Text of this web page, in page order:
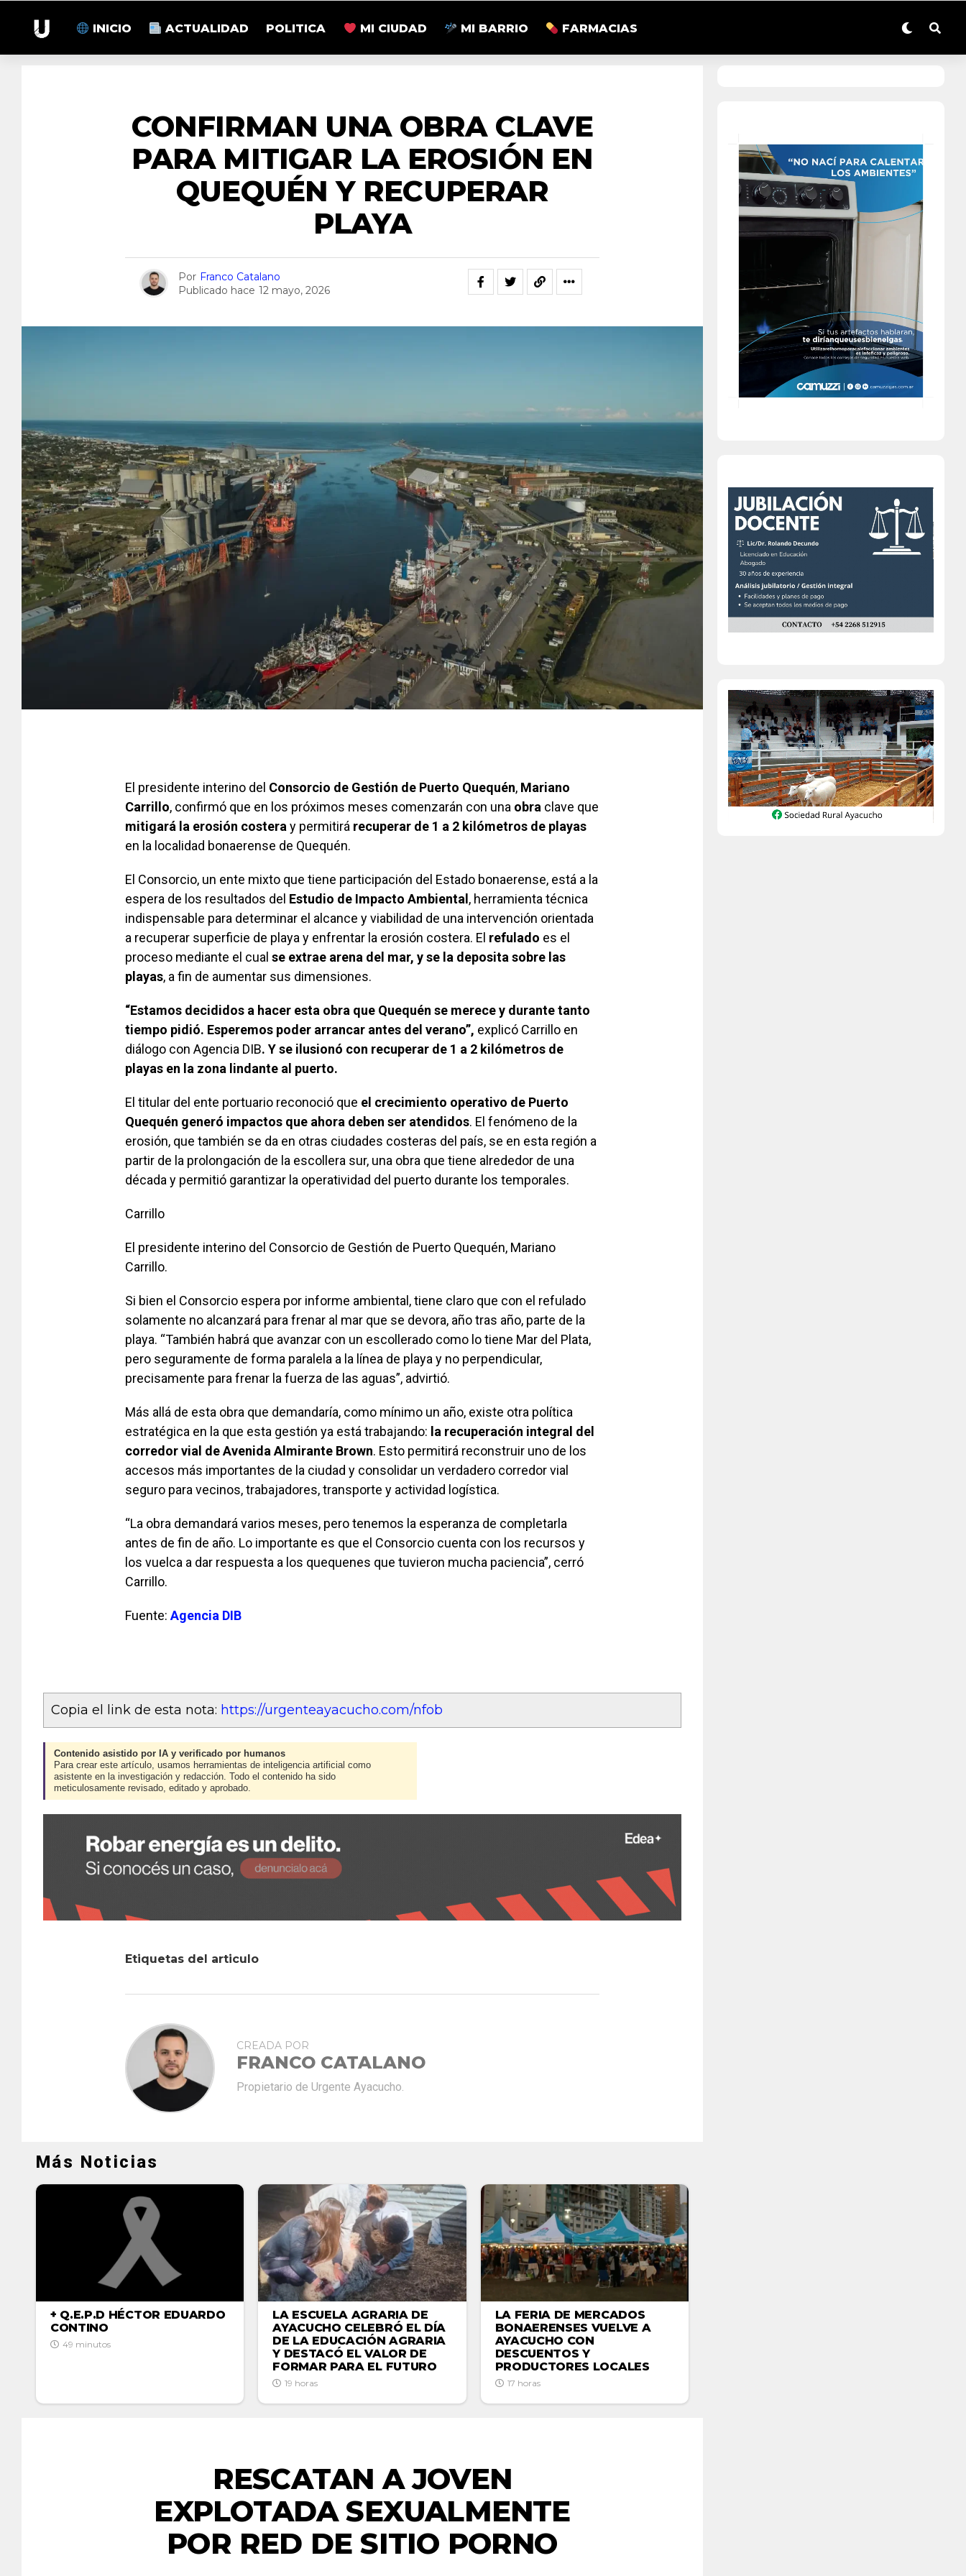
INICIO ACTUALIDAD POLITICA MI CIUDAD MI BARRIO FARMACIAS
CONFIRMAN UNA OBRA CLAVE
PARA MITIGAR LA EROSIÓN EN
QUEQUÉN Y RECUPERAR
PLAYA
Por Franco Catalano
Publicado hace 12 mayo, 2026
El presidente interino del Consorcio de Gestión de Puerto Quequén, Mariano
Carrillo, confirmó que en los próximos meses comenzarán con una obra clave que
mitigará la erosión costeray permitirá recuperar de 1 a 2 kilómetros de playas
en la localidad bonaerense de Quequén.
El Consorcio, un ente mixto que tiene participación del Estado bonaerense, está a la
espera de los resultados del Estudio de Impacto Ambiental , herramienta técnica
indispensable para determinar el alcance y viabilidad de una intervención orientada
a recuperar superficie de playa y enfrentar la erosión costera. El refulado es el
proceso mediante el cual se extrae arena del mar, y se la deposita sobre las
playas, a fin de aumentar sus dimensiones.
“Estamos decididos a hacer esta obra que Quequén se merece y durante tanto
tiempo pidió. Esperemos poder arrancar antes del verano”, explicó Carrillo en
diálogo con Agencia DIB. Y se ilusionó con recuperar de 1 a 2 kilómetros de
playas en la zona lindante al puerto.
El titular del ente portuario reconoció que el crecimiento operativo de Puerto
Quequén generó impactos que ahora deben ser atendidos. El fenómeno de la
erosión, que también se da en otras ciudades costeras del país, se en esta región a
partir de la prolongación de la escollera sur, una obra que tiene alrededor de una
década y permitió garantizar la operatividad del puerto durante los temporales.
Carrillo
El presidente interino del Consorcio de Gestión de Puerto Quequén, Mariano
Carrillo.
Si bien el Consorcio espera por informe ambiental, tiene claro que con el refulado
solamente no alcanzará para frenar al mar que se devora, año tras año, parte de la
playa. “También habrá que avanzar con un escollerado como lo tiene Mar del Plata,
pero seguramente de forma paralela a la línea de playa y no perpendicular,
precisamente para frenar la fuerza de las aguas”, advirtió.
Más allá de esta obra que demandaría, como mínimo un año, existe otra política
estratégica en la que esta gestión ya está trabajando: la recuperación integral del
corredor vial de Avenida Almirante Brown. Esto permitirá reconstruir uno de los
accesos más importantes de la ciudad y consolidar un verdadero corredor vial
seguro para vecinos, trabajadores, transporte y actividad logística.
“La obra demandará varios meses, pero tenemos la esperanza de completarla
antes de fin de año. Lo importante es que el Consorcio cuenta con los recursos y
los vuelca a dar respuesta a los quequenes que tuvieron mucha paciencia”, cerró
Carrillo.
Fuente:Agencia DIB
Copia el link de esta nota: https://urgenteayacucho.com/nfob
Contenido asistido por IA y verificado por humanos
Para crear este artículo, usamos herramientas de inteligencia artificial como
asistente en la investigación y redacción. Todo el contenido ha sido
meticulosamente revisado, editado y aprobado.
Etiquetas del articulo
CREADA POR
FRANCO CATALANO
Propietario de Urgente Ayacucho.
Más Noticias
+ Q.E.P.D HÉCTOR EDUARDO
CONTINO
49 minutos
LA ESCUELA AGRARIA DE
AYACUCHO CELEBRÓ EL DÍA
DE LA EDUCACIÓN AGRARIA
Y DESTACÓ EL VALOR DE
FORMAR PARA EL FUTURO
19 horas
LA FERIA DE MERCADOS
BONAERENSES VUELVE A
AYACUCHO CON
DESCUENTOS Y
PRODUCTORES LOCALES
17 horas
RESCATAN A JOVEN
EXPLOTADA SEXUALMENTE
POR RED DE SITIO PORNO